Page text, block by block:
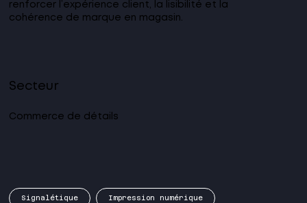
renforcer l’expérience client, la lisibilité et la
cohérence de marque en magasin.
Secteur
Commerce de détails
Signalétique Impression numérique